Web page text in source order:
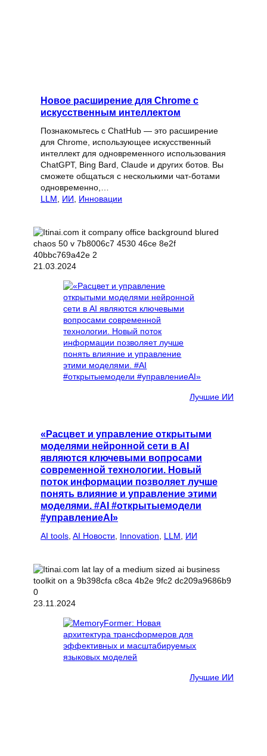
Новое расширение для Chrome с
искусственным интеллектом
Познакомьтесь с ChatHub — это расширение
для Chrome, использующее искусственный
интеллект для одновременного использования
ChatGPT, Bing Bard, Claude и других ботов. Вы
сможете общаться с несколькими чат-ботами
одновременно,…
LLM
ИИ Инновации
21.03.2024
Лучшие ИИ
«Расцвет и управление открытыми
моделями нейронной сети в AI
являются ключевыми вопросами
современной технологии. Новый
поток информации позволяет лучше
понять влияние и управление этими
моделями. #AI #открытыемодели
#управлениеAI»
AI tools AI Новости Innovation LLM ИИ
23.11.2024
Лучшие ИИ